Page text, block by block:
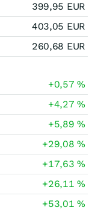
399,95 EUR
403,05 EUR
260,68 EUR
+0,57%
+4,27%
+5,89%
+29,08%
+17,63%
+26,11%
+53,01%